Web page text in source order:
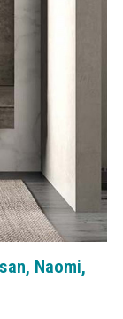
Naomi,